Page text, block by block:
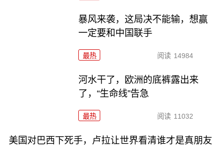
暴风来袭，这局决不能输，想赢
一定要和中国联手
最热 阅读 14984
河水干了，欧洲的底裤露出来
了，“生命线”告急
最热 阅读 11032
美国对巴西下死手，卢拉让世界看清谁才是真朋友